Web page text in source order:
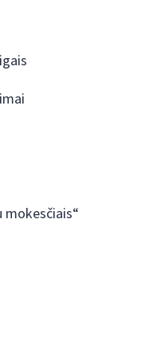
mokesčiais“